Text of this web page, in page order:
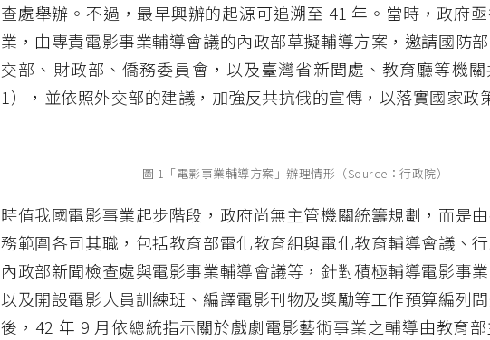
查處舉辦。不過，最早興辦的起源可追溯至 41 年。當時，政府
業，由專責電影事業輔導會議的內政部草擬輔導方案，邀請國防
交部、財政部、僑務委員會，以及臺灣省新聞處、教育廳等機
1），並依照外交部的建議，加強反共抗俄的宣傳，以落實國家政
圖 1「電影事業輔導方案」辦理情形（Source：行政院）
時值我國電影事業起步階段，政府尚無主管機關統籌規劃，而是
務範圍各司其職，包括教育部電化教育組與電化教育輔導會議、
內政部新聞檢查處與電影事業輔導會議等，針對積極輔導電影事業
以及開設電影人員訓練班、編譯電影刊物及獎勵等工作預算編列
後，42 年 9 月依總統指示關於戲劇電影藝術事業之輔導由教育